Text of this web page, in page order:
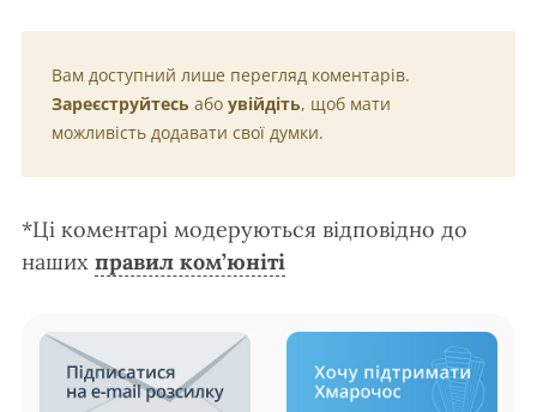
Вам доступний лише перегляд коментарів.
Зареєструйтесь або увійдіть, щоб мати
можливість додавати свої думки.
*Ці коментарі модеруються відповідно до
наших правил ком’юніті